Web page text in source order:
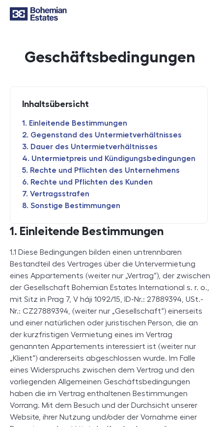
Geschäftsbedingungen
Inhaltsübersicht
Einleitende Bestimmungen
Gegenstand des Untermietverhältnisses
Dauer des Untermietverhältnisses
Untermietpreis und Kündigungsbedingungen
Rechte und Pflichten des Unternehmens
Rechte und Pflichten des Kunden
Vertragsstrafen
Sonstige Bestimmungen
1. Einleitende Bestimmungen
1.1 Diese Bedingungen bilden einen untrennbaren
Bestandteil des Vertrages über die Untervermietung
eines Appartements (weiter nur „Vertrag“), der zwischen
der Gesellschaft Bohemian Estates International s. r. o.,
mit Sitz in Prag 7, V háji 1092/15, ID-Nr.: 27889394, USt.-
Nr.: CZ27889394, (weiter nur „Gesellschaft“) einerseits
und einer natürlichen oder juristischen Person, die an
der kurzfristigen Vermietung eines im Vertrag
genannten Appartements interessiert ist (weiter nur
„Klient“) andererseits abgeschlossen wurde. Im Falle
eines Widerspruchs zwischen dem Vertrag und den
vorliegenden Allgemeinen Geschäftsbedingungen
haben die im Vertrag enthaltenen Bestimmungen
Vorrang. Mit dem Besuch und der Durchsicht unserer
Website, ihrer Nutzung und/oder der Vornahme einer